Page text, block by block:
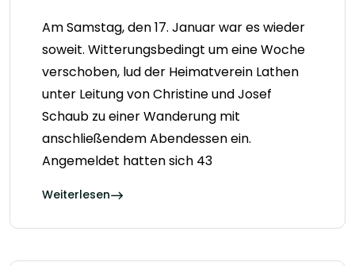
Am Samstag, den 17. Januar war es wieder
soweit. Witterungsbedingt um eine Woche
verschoben, lud der Heimatverein Lathen
unter Leitung von Christine und Josef
Schaub zu einer Wanderung mit
anschließendem Abendessen ein.
Angemeldet hatten sich 43
Weiterlesen